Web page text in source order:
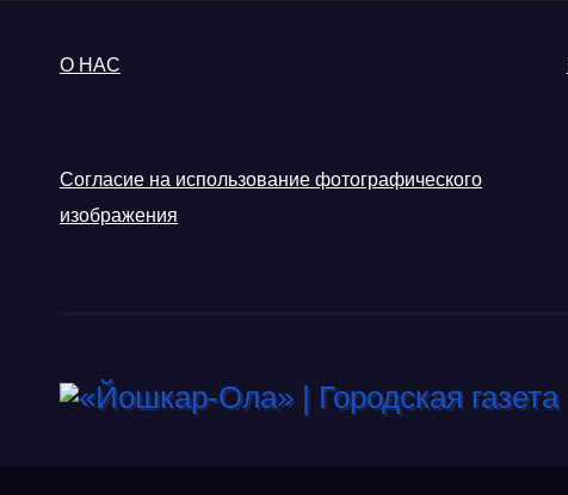
О НАС
Согласие на использование фотографического
изображения